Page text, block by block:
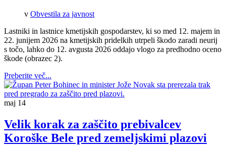
v Obvestila za javnost
Lastniki in lastnice kmetijskih gospodarstev, ki so med 12. majem in
22. junijem 2026 na kmetijskih pridelkih utrpeli škodo zaradi neurij
s točo, lahko do 12. avgusta 2026 oddajo vlogo za predhodno oceno
škode (obrazec 2).
Preberite več...
maj 14
Velik korak za zaščito prebivalcev
Koroške Bele pred zemeljskimi plazovi